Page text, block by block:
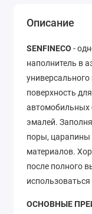
Описание
SENFINECO -
наполнитель в
поверхность
автомобильных
эмалей.
поры,
материалов.
после полного
ОСНОВНЫЕ